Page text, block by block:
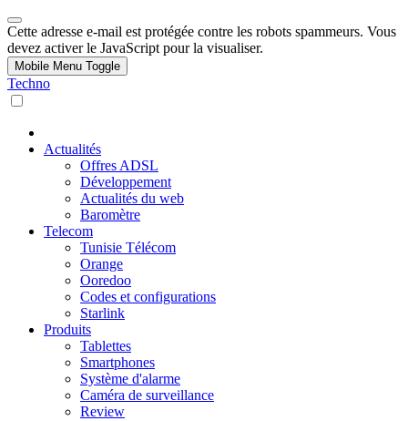
Cette adresse e-mail est protégée contre les robots spammeurs. Vous
devez activer le JavaScript pour la visualiser.
Mobile Menu Toggle
Techno
Actualités
Offres ADSL
Développement
Actualités du web
Baromètre
Telecom
Tunisie Télécom
Orange
Ooredoo
Codes et configurations
Starlink
Produits
Tablettes
Smartphones
Système d'alarme
Caméra de surveillance
Review